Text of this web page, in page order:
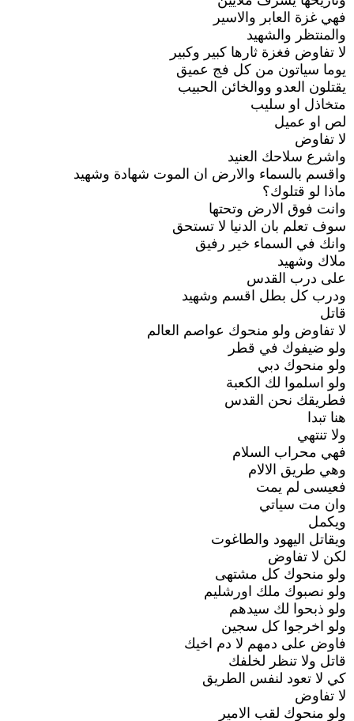
فهي غزة العابر والاسير
والمنتظر والشهيد
لا تفاوض فغزة ثارها كبير وكبير
يوما سياتون من كل فج عميق
يقتلون العدو ووالخائن الحبيب
متخاذل او سليب
لص او عميل
لا تفاوض
واشرع سلاحك العنيد
واقسم بالسماء والارض ان الموت شهادة وشهيد
ماذا لو قتلوك؟
وانت فوق الارض وتحتها
سوف تعلم بان الدنيا لا تستحق
وانك في السماء خير رفيق
ملاك وشهيد
على درب القدس
ودرب كل بطل اقسم وشهيد
قاتل
لا تفاوض ولو منحوك عواصم العالم
ولو ضيفوك في قطر
ولو منحوك دبي
ولو اسلموا لك الكعبة
فطريقك نحن القدس
هنا تبدا
ولا تنتهي
فهي محراب السلام
وهي طريق الالام
فعيسى لم يمت
وان مت سياتي
ويكمل
ويقاتل اليهود والطاغوت
لكن لا تفاوض
ولو منحوك كل مشتهى
ولو نصبوك ملك اورشليم
ولو ذبحوا لك سيدهم
ولو اخرجوا كل سجين
فاوض على دمهم لا دم اخيك
قاتل ولا تنظر لخلفك
كي لا تعود لنفس الطريق
لا تفاوض
ولو منحوك لقب الامير